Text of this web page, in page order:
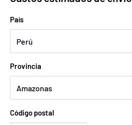
País
Provincia
Código postal